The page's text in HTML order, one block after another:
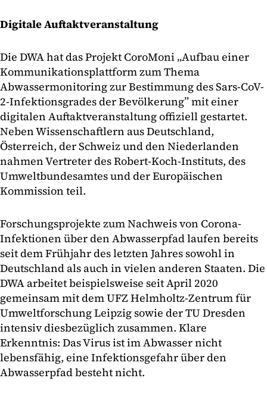
Digitale Auftaktveranstaltung
Die DWA hat das Projekt CoroMoni „Aufbau einer
Kommunikationsplattform zum Thema
Abwassermonitoring zur Bestimmung des Sars-CoV-
2-Infektionsgrades der Bevölkerung” mit einer
digitalen Auftaktveranstaltung offiziell gestartet.
Neben Wissenschaftlern aus Deutschland,
Österreich, der Schweiz und den Niederlanden
nahmen Vertreter des Robert-Koch-Instituts, des
Umweltbundesamtes und der Europäischen
Kommission teil.
Forschungsprojekte zum Nachweis von Corona-
Infektionen über den Abwasserpfad laufen bereits
seit dem Frühjahr des letzten Jahres sowohl in
Deutschland als auch in vielen anderen Staaten. Die
DWA arbeitet beispielsweise seit April 2020
gemeinsam mit dem UFZ Helmholtz-Zentrum für
Umweltforschung Leipzig sowie der TU Dresden
intensiv diesbezüglich zusammen. Klare
Erkenntnis: Das Virus ist im Abwasser nicht
lebensfähig, eine Infektionsgefahr über den
Abwasserpfad besteht nicht.